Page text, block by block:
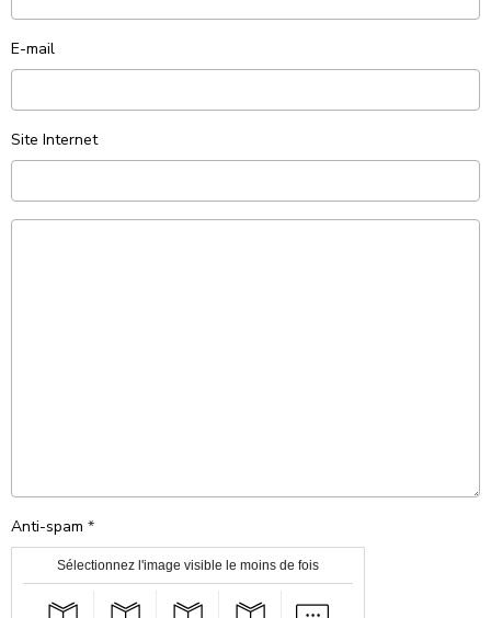
E-mail
Site Internet
Anti-spam
Sélectionnez l'image visible le moins de fois